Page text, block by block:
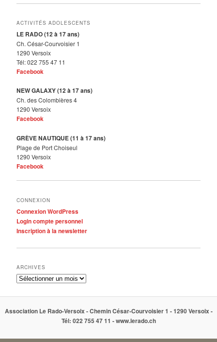
ACTIVITÉS ADOLESCENTS
LE RADO (12 à 17 ans)
Ch. César-Courvoisier 1
1290 Versoix
Tél: 022 755 47 11
Facebook
NEW GALAXY (12 à 17 ans)
Ch. des Colombières 4
1290 Versoix
Facebook
GRÈVE NAUTIQUE (11 à 17 ans)
Plage de Port Choiseul
1290 Versoix
Facebook
CONNEXION
Connexion WordPress
Login compte personnel
Inscription à la newsletter
ARCHIVES
Archives
Association Le Rado-Versoix - Chemin César-Courvoisier 1 - 1290 Versoix -
Tél: 022 755 47 11 - www.lerado.ch